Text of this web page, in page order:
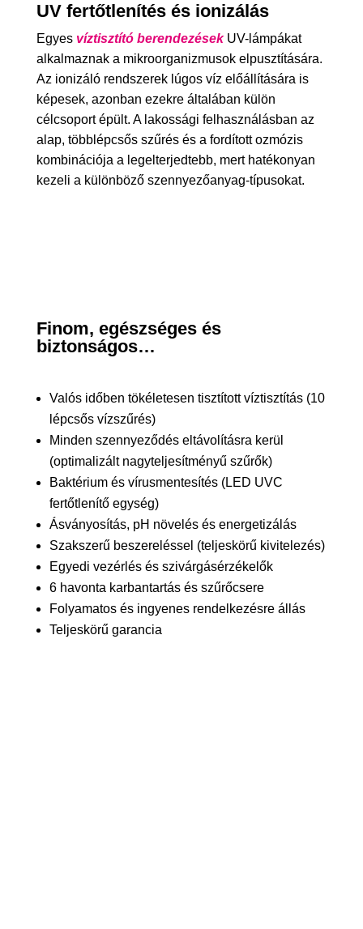
UV fertőtlenítés és ionizálás
Egyes víztisztító berendezésekUV-lámpákat
alkalmaznak a mikroorganizmusok elpusztítására.
Az ionizáló rendszerek lúgos víz előállítására is
képesek, azonban ezekre általában külön
célcsoport épült. A lakossági felhasználásban az
alap, többlépcsős szűrés és a fordított ozmózis
kombinációja a legelterjedtebb, mert hatékonyan
kezeli a különböző szennyezőanyag-típusokat.
Finom, egészséges és
biztonságos…
Valós időben tökéletesen tisztított víztisztítás (10
lépcsős vízszűrés)
Minden szennyeződés eltávolításra kerül
(optimalizált nagyteljesítményű szűrők)
Baktérium és vírusmentesítés (LED UVC
fertőtlenítő egység)
Ásványosítás, pH növelés és energetizálás
Szakszerű beszereléssel (teljeskörű kivitelezés)
Egyedi vezérlés és szivárgásérzékelők
6 havonta karbantartás és szűrőcsere
Folyamatos és ingyenes rendelkezésre állás
Teljeskörű garancia